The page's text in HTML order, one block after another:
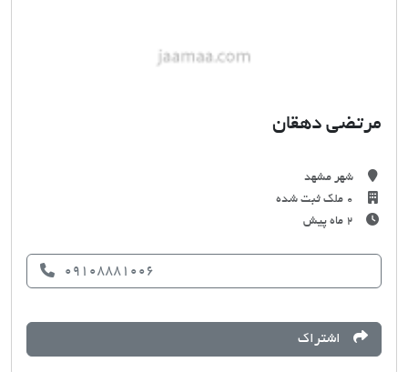
مرتضی دهقان
شهر مشهد
۲ ماه پیش
09108881006
اشتراک